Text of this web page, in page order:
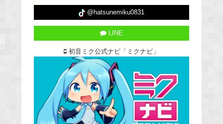
@hatsunemiku0831
LINE
初音ミク公式ナビ「ミクナビ」